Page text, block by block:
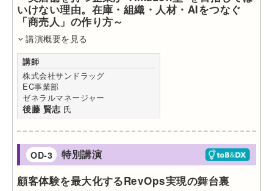
いけない理由。在庫・組織・人材・AIをつなぐ
「商売人」の作り方～
講演概要を見る
講師
株式会社サンドラッグ
EC事業部
ゼネラルマネージャー
後藤 賢志氏
OD-3 特別講演
顧客体験を最大化するRevOps実現の舞台裏